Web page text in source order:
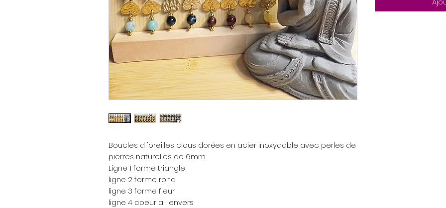
Boucles d 'oreilles clous dorées en acier inoxydable avec perles de
pierres naturelles de 6mm.
Ligne 1 forme triangle
ligne 2 forme rond
ligne 3 forme fleur
ligne 4 coeur a l envers